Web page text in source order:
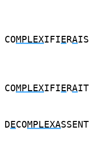
COMPLEXIFI E RAIS
COMPLEXIFI E RAIT
D ECOMPLEXASSENT